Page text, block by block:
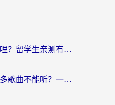
在海外如何看哔哩哔哩？留学生亲测有效的回国加速指南
海外党必看：酷我很多歌曲不能听？一招解决优酷版权限制+B站地域问题！